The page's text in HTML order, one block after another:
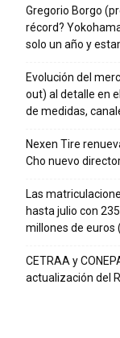
Gregorio Borgo
récord?
solo un año y
Evolución del
out) al detalle en
de medidas,
Nexen Tire
Cho nuevo
Las
hasta julio con
millones de euros
CETRAA y
actualización del